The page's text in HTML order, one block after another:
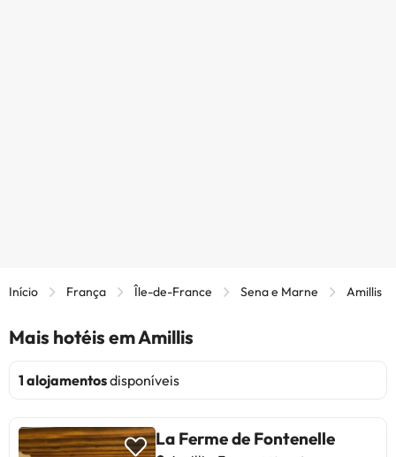
Início França Île-de-France Sena e Marne Amillis
Mais hotéis em Amillis
1 alojamentosdisponíveis
La Ferme de Fontenelle